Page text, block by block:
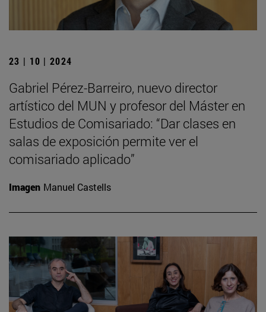
23 | 10 | 2024
Gabriel Pérez-Barreiro, nuevo director
artístico del MUN y profesor del Máster en
Estudios de Comisariado: “Dar clases en
salas de exposición permite ver el
comisariado aplicado”
Imagen Manuel Castells